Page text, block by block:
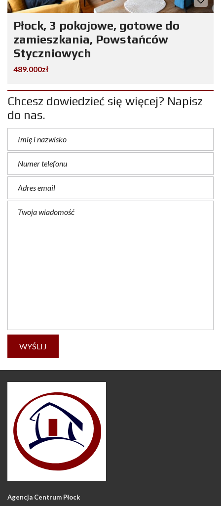
Płock, 3 pokojowe, gotowe do
zamieszkania, Powstańców
Styczniowych
489.000zł
Chcesz dowiedzieć się więcej? Napisz
do nas.
Agencja Centrum Płock